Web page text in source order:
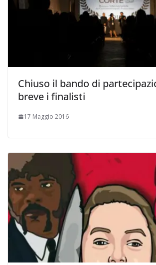
Chiuso il bando di
breve i finalisti
17 Maggio 2016